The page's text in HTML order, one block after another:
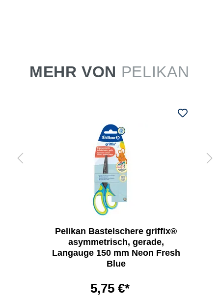
MEHR VON PELIKAN
Pelikan Bastelschere griffix®
asymmetrisch, gerade,
Langauge 150 mm Neon Fresh
Blue
5,75 €*